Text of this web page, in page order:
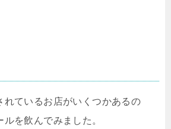
れているお店がいくつかあるの
を飲んでみました。